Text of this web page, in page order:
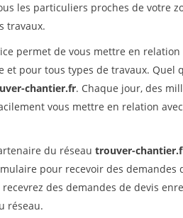
les particuliers proches de votre
travaux.
permet de vous mettre en
et pour tous types de travaux.
chantier.fr. Chaque jour, des
vous mettre en relation
du réseau trouver-
pour recevoir des demandes
des demandes de devis
réseau.